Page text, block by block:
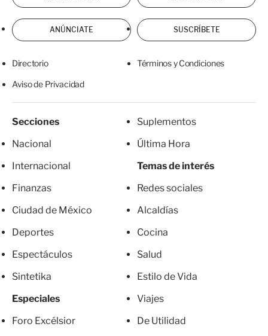
ANÚNCIATE SUSCRÍBETE
Directorio Términos y Condiciones
Aviso de Privacidad
Secciones
Nacional
Internacional
Finanzas
Ciudad de México
Deportes
Espectáculos
Sintetika
Especiales
Foro Excélsior
Suplementos
Última Hora
Temas de interés
Redes sociales
Alcaldías
Cocina
Salud
Estilo de Vida
Viajes
De Utilidad